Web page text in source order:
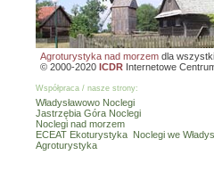
Agroturystyka nad morzem dla
© 2000-2020 ICDR Internetowe
Współpraca / nasze strony:
Władysławowo Noclegi
Jastrzębia Góra Noclegi
Noclegi nad morzem
ECEAT Ekoturystyka Noclegi we
Agroturystyka